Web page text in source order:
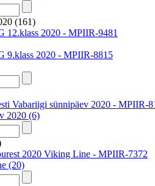
(161)
2020 (6)
(20)